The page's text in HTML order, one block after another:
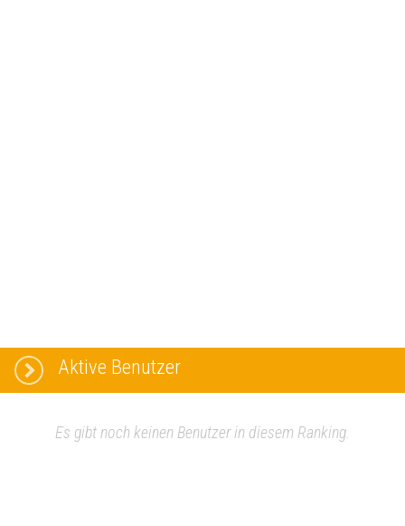
Aktive Benutzer
Es gibt noch keinen Benutzer in diesem Ranking.